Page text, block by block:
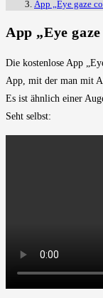
App „Eye gaze
App „Eye
Die kostenlose App
App, mit der man mit
Es ist ähnlich einer
Seht selbst: